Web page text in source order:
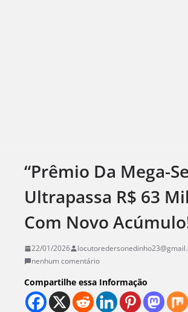
“Prêmio Da Mega-
Ultrapassa R$ 63
Com Novo
22/01/2026
nenhum comentário
Compartilhe essa Informação